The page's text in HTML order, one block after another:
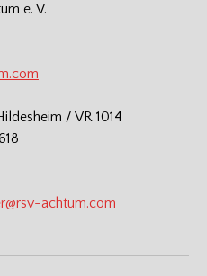
e. V.
/ VR 1014
achtum.com